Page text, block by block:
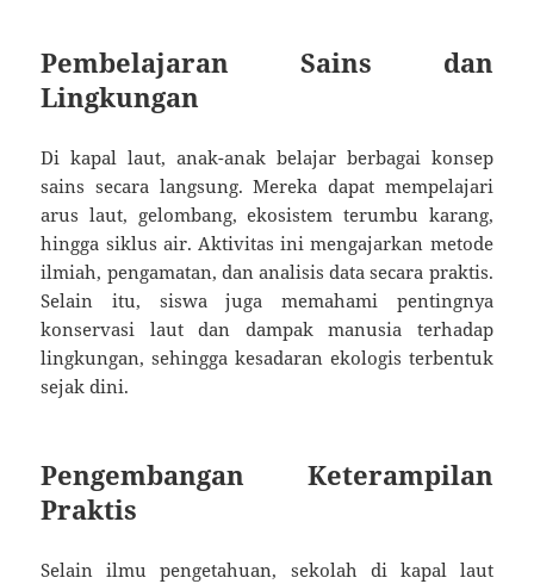
Pembelajaran Sains dan
Lingkungan
Di kapal laut, anak-anak belajar berbagai konsep
sains secara langsung. Mereka dapat mempelajari
arus laut, gelombang, ekosistem terumbu karang,
hingga siklus air. Aktivitas ini mengajarkan metode
ilmiah, pengamatan, dan analisis data secara praktis.
Selain itu, siswa juga memahami pentingnya
konservasi laut dan dampak manusia terhadap
lingkungan, sehingga kesadaran ekologis terbentuk
sejak dini.
Pengembangan Keterampilan
Praktis
Selain ilmu pengetahuan, sekolah di kapal laut